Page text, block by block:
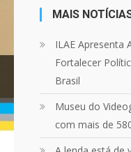
21 jun 2024
ontem no
MAIS
ILAE Apresenta
Fortalecer
Brasil
Museu do
com mais de